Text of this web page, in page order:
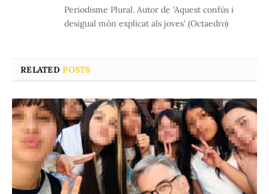
Periodisme Plural. Autor de 'Aquest confús i
desigual món explicat als joves' (Octaedro)
RELATEDPOSTS